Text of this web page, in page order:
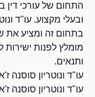
התחום של עורכי דין
ובעלי מקצוע. עו"ד
בתחום זה ומציע את
מומלץ לפנות ישירות
ותנאים.
עו"ד ונוטריון סוסנה
עו"ד ונוטריון סוסנה